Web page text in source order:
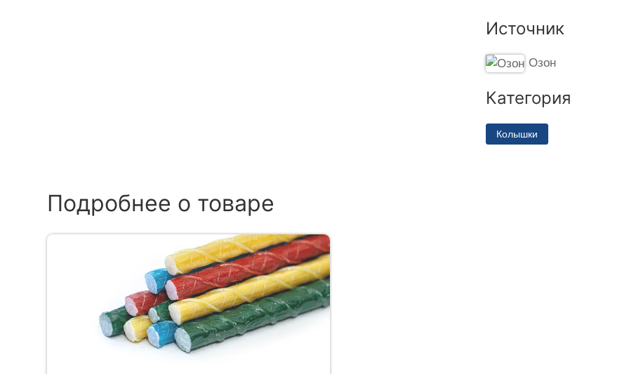
Источник
Озон
Категория
Колышки
Подробнее о товаре